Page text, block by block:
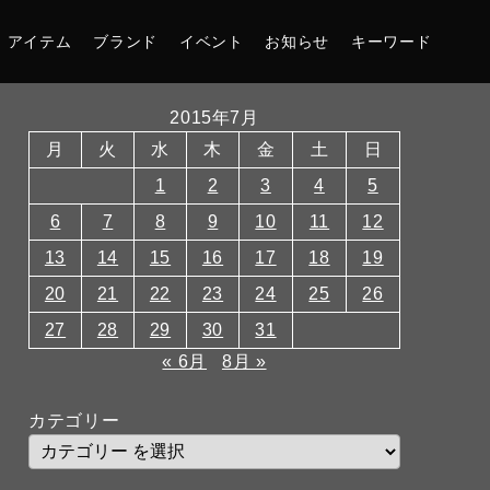
アイテム ブランド イベント お知らせ キーワード
2015年7月
月
火 水 木 金 土
日
1
2 3 4
5
6
7 8 9 10 11
12
13
14 15 16 17 18
19
20
21 22 23 24 25
26
27
28 29 30
31
« 6月
8月 »
カテゴリー